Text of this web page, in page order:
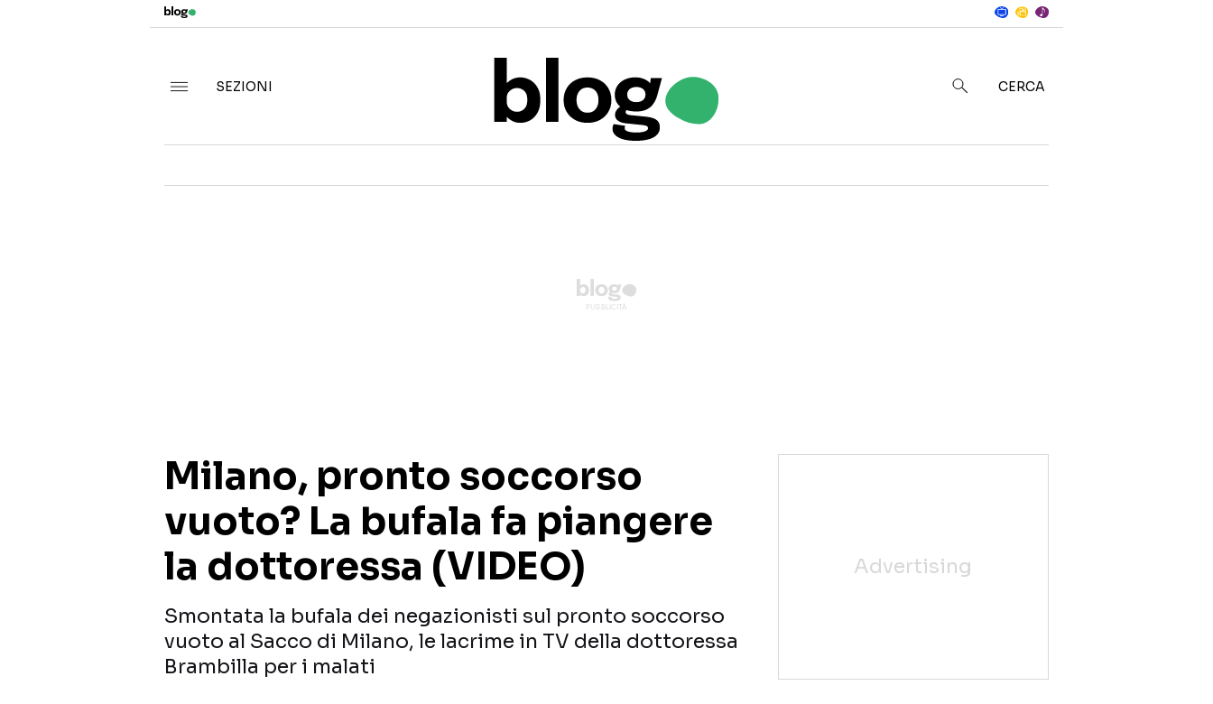
SEZIONI
CERCA
Milano, pronto soccorso
vuoto? La bufala fa piangere
la dottoressa (VIDEO)
Smontata la bufala dei negazionisti sul pronto soccorso
vuoto al Sacco di Milano, le lacrime in TV della dottoressa
Brambilla per i malati